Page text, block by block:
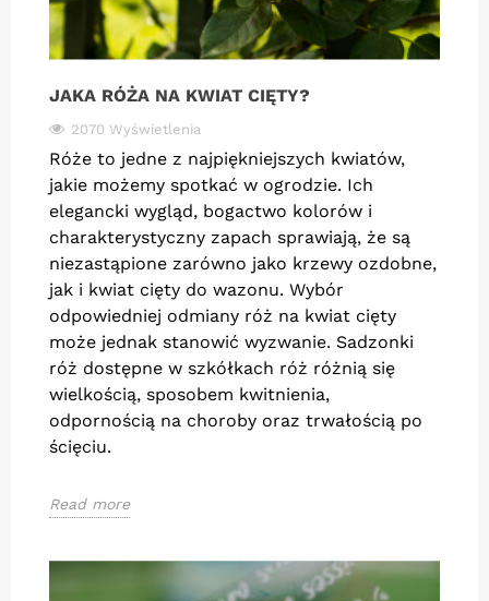
JAKA RÓŻA NA KWIAT CIĘTY?
2070 Wyświetlenia
Róże to jedne z najpiękniejszych kwiatów,
jakie możemy spotkać w ogrodzie. Ich
elegancki wygląd, bogactwo kolorów i
charakterystyczny zapach sprawiają, że są
niezastąpione zarówno jako krzewy ozdobne,
jak i kwiat cięty do wazonu. Wybór
odpowiedniej odmiany róż na kwiat cięty
może jednak stanowić wyzwanie. Sadzonki
róż dostępne w szkółkach róż różnią się
wielkością, sposobem kwitnienia,
odpornością na choroby oraz trwałością po
ścięciu.
Read more